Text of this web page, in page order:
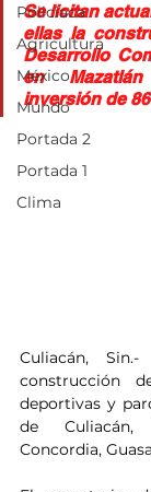
Policiaca
Agricultura
México
Mundo
Portada 2
Portada 1
Clima
Se licitan
ellas la
Desarrollo
en
inversión de
Culiacán,
construcción
deportivas y
de Culiacán,
Concordia,